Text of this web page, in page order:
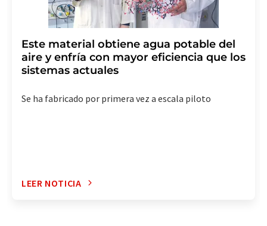
Este material obtiene agua potable del
aire y enfría con mayor eficiencia que los
sistemas actuales
Se ha fabricado por primera vez a escala piloto
LEER NOTICIA